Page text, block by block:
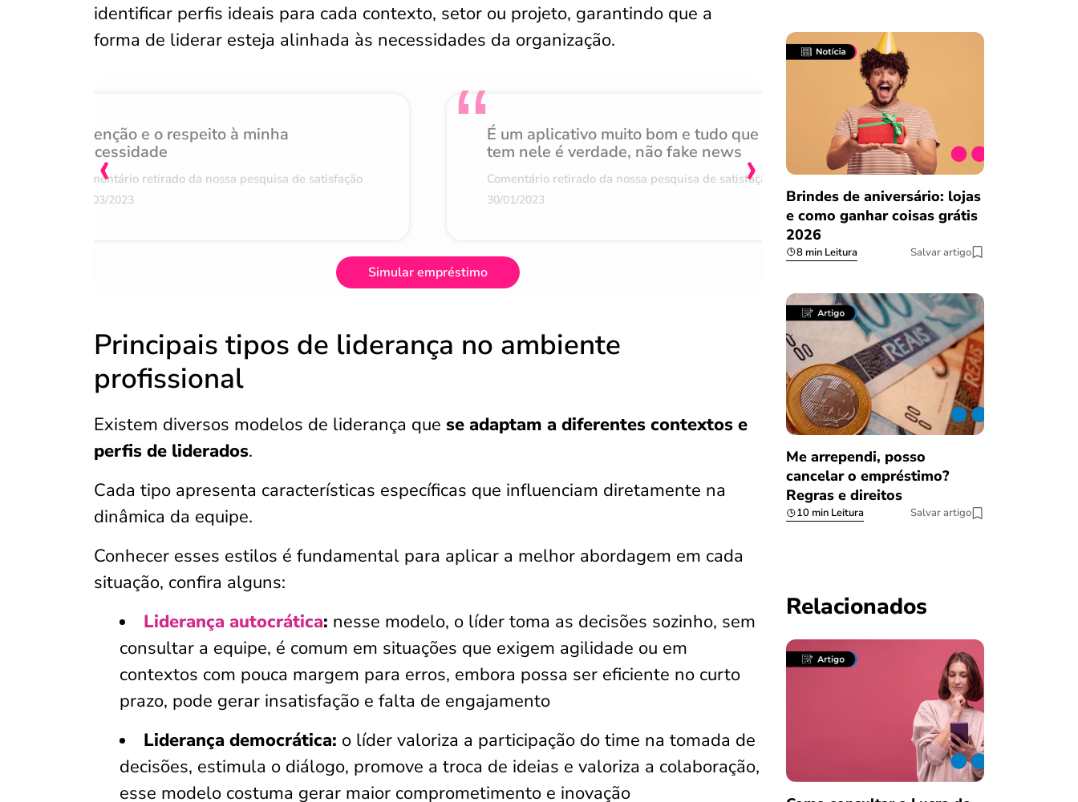
identificar perfis ideais para cada contexto, setor ou projeto, garantindo que a
forma de liderar esteja alinhada às necessidades da organização.
Atenção e o respeito à minha
necessidade
Comentário retirado da nossa pesquisa de satisfação
07/03/2023
É um aplicativo muito bom e tudo que
tem nele é verdade, não fake news
Comentário retirado da nossa pesquisa de satisfação
30/01/2023
Achei muito rápido,
burocracia
Comentário retirado da nossa
08/03/2023
‹ ›
Simular empréstimo
Principais tipos de liderança no ambiente
profissional
Existem diversos modelos de liderança que se adaptam a diferentes contextos e
perfis de liderados.
Cada tipo apresenta características específicas que influenciam diretamente na
dinâmica da equipe.
Conhecer esses estilos é fundamental para aplicar a melhor abordagem em cada
situação, confira alguns:
Liderança autocrática: nesse modelo, o líder toma as decisões sozinho, sem
consultar a equipe, é comum em situações que exigem agilidade ou em
contextos com pouca margem para erros, embora possa ser eficiente no curto
prazo, pode gerar insatisfação e falta de engajamento
Liderança democrática: o líder valoriza a participação do time na tomada de
decisões, estimula o diálogo, promove a troca de ideias e valoriza a colaboração,
esse modelo costuma gerar maior comprometimento e inovação
Brindes de aniversário: lojas
e como ganhar coisas grátis
2026
8 min Leitura Salvar artigo
Me arrependi, posso
cancelar o empréstimo?
Regras e direitos
10 min Leitura Salvar artigo
Relacionados